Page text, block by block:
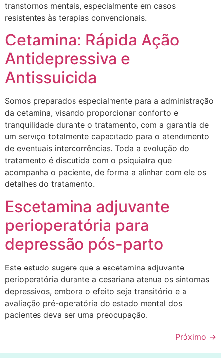
transtornos mentais, especialmente em casos
resistentes às terapias convencionais.
Cetamina: Rápida Ação
Antidepressiva e
Antissuicida
Somos preparados especialmente para a administração
da cetamina, visando proporcionar conforto e
tranquilidade durante o tratamento, com a garantia de
um serviço totalmente capacitado para o atendimento
de eventuais intercorrências. Toda a evolução do
tratamento é discutida com o psiquiatra que
acompanha o paciente, de forma a alinhar com ele os
detalhes do tratamento.
Escetamina adjuvante
perioperatória para
depressão pós-parto
Este estudo sugere que a escetamina adjuvante
perioperatória durante a cesariana atenua os sintomas
depressivos, embora o efeito seja transitório e a
avaliação pré-operatória do estado mental dos
pacientes deva ser uma preocupação.
Próximo →